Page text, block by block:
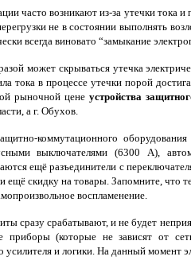
часто возникают из-за утечки тока
не в состоянии выполнять
всегда виновато “замыкание
может скрываться утечка
тока в процессе утечки порой
рыночной ценеустройства
а г. Обухов.
коммутационного
выключателями (6300 А),
ещё разъединители с
ещё скидку на товары. Запомните, что
воспламенение.
сразу срабатывают, и не будет
приборы (которые не зависят от
и логики. На данный момент